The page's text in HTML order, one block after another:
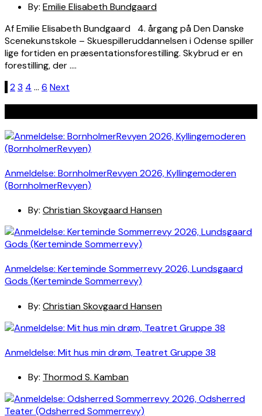
By: Emilie Elisabeth Bundgaard
Af Emilie Elisabeth Bundgaard 4. årgang på Den Danske
Scenekunstskole – Skuespilleruddannelsen i Odense spiller
lige fortiden en præsentationsforestilling. Skybrud er en
forestilling, der ….
Indlægsinddeling
23 4 … 6 Next
Anmeldelse: BornholmerRevyen 2026, Kyllingemoderen
(BornholmerRevyen)
By: Christian Skovgaard Hansen
Anmeldelse: Kerteminde Sommerrevy 2026, Lundsgaard
Gods (Kerteminde Sommerrevy)
By: Christian Skovgaard Hansen
Anmeldelse: Mit hus min drøm, Teatret Gruppe 38
By: Thormod S. Kamban